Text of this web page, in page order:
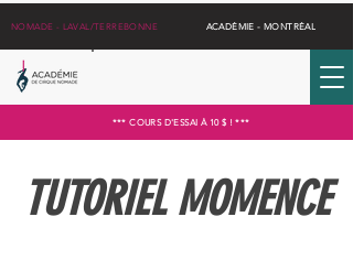
NOMADE - LAVAL/TERREBONNE ACADÉMIE - MONTRÉAL
*** COURS D'ESSAI À 10 $ ! ***
TUTORIEL MOMENCE